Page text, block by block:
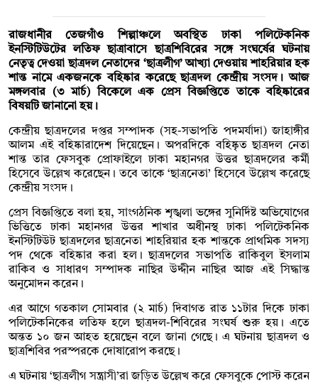
রাজধানীর তেজগাঁও শিল্পাঞ্চলে অবস্থিত ঢাকা পলিটেকনিক
ইনস্টিটিউটের লতিফ ছাত্রাবাসে ছাত্রশিবিরের সঙ্গে সংঘর্ষের ঘটনায়
নেতৃত্ব দেওয়া ছাত্রদল নেতাদের ‘ছাত্রলীগ’ আখ্যা দেওয়ায় শাহরিয়ার হক
শান্ত নামে একজনকে বহিষ্কার করেছে ছাত্রদল কেন্দ্রীয় সংসদ। আজ
মঙ্গলবার (৩ মার্চ) বিকেলে এক প্রেস বিজ্ঞপ্তিতে তাকে বহিষ্কারের
বিষয়টি জানানো হয়।
কেন্দ্রীয় ছাত্রদলের দপ্তর সম্পাদক (সহ-সভাপতি পদমর্যাদা) জাহাঙ্গীর
আলম এই বহিষ্কারাদেশ দিয়েছেন। অপরদিকে বহিষ্কৃত ছাত্রদল নেতা
শান্ত তার ফেসবুক প্রোফাইলে ঢাকা মহানগর উত্তর ছাত্রদলের কর্মী
হিসেবে উল্লেখ করেছেন। তবে তাকে ‘ছাত্রনেতা’ হিসেবে উল্লেখ করেছে
কেন্দ্রীয় সংসদ।
প্রেস বিজ্ঞপ্তিতে বলা হয়, সাংগঠনিক শৃঙ্খলা ভঙ্গের সুনির্দিষ্ট অভিযোগের
ভিত্তিতে ঢাকা মহানগর উত্তর শাখার অধীনস্থ ঢাকা পলিটেকনিক
ইনস্টিটিউট ছাত্রদলের ছাত্রনেতা শাহরিয়ার হক শান্তকে প্রাথমিক সদস্য
পদ থেকে বহিষ্কার করা হল। ছাত্রদলের সভাপতি রাকিবুল ইসলাম
রাকিব ও সাধারণ সম্পাদক নাছির উদ্দীন নাছির আজ এই সিদ্ধান্ত
অনুমোদন করেন।
এর আগে গতকাল সোমবার (২ মার্চ) দিবাগত রাত ১১টার দিকে ঢাকা
পলিটেকনিকের লতিফ হলে ছাত্রদল-শিবিরের সংঘর্ষ শুরু হয়। এতে
অন্তত ১০ জন আহত হয়েছেন বলে জানা গেছে। এ ঘটনায় ছাত্রদল ও
ছাত্রশিবির পরস্পরকে দোষারোপ করছে।
এ ঘটনায় ‘ছাত্রলীগ সন্ত্রাসী’রা জড়িত উল্লেখ করে ফেসবুকে পোস্ট করেন